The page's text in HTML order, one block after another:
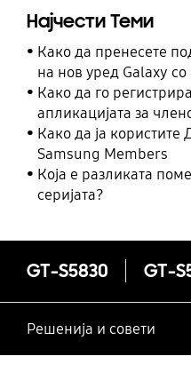
Најчести Теми
Како да пренесете
на нов уред Galaxy
Како да го
апликацијата за
Како да ја користите
Samsung Members
Која е разликата
серијата?
GT-S5830 GT-
Решенија и совети